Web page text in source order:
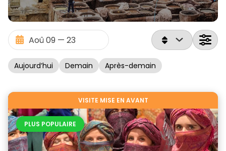
Aujourd’hui Demain Après-demain
VISITE MISE EN AVANT
PLUS POPULAIRE